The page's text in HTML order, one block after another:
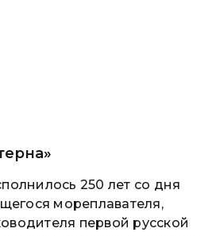
250 лет со дня
мореплавателя,
первой русской